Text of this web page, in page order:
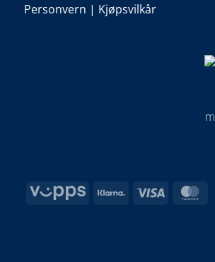
Personvern | Kjøpsvilkår
Vipps Klarna Visa